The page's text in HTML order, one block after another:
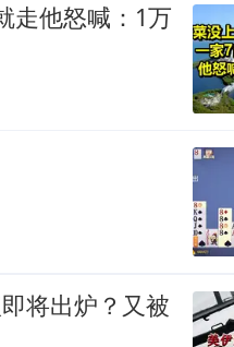
走他怒喊：1万
将出炉？又被